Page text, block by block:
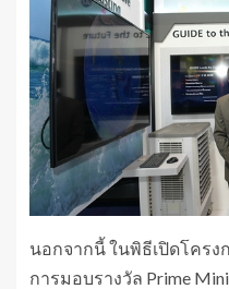
นอกจากนี้ ในพิธีเปิดโครง
การมอบรางวัล Prime